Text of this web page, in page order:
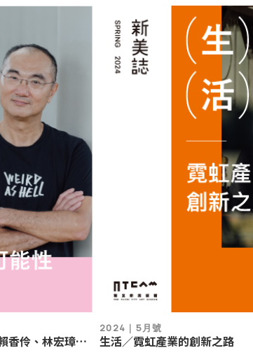
香伶、林宏璋對
2024｜5月號
生活／霓虹產業的創新之路